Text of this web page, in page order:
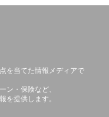
を当てた情報メディアで
ン・保険など、
を提供します。